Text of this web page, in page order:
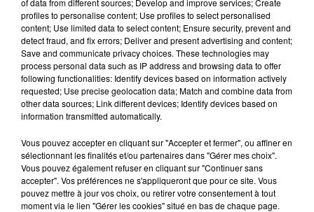
La Bulle - Guinguette éphémère
de Frelinghien !
of data from different sources; Develop and improve services; Create
profiles to personalise content; Use profiles to select personalised
content; Use limited data to select content; Ensure security, prevent and
detect fraud, and fix errors; Deliver and present advertising and content;
Save and communicate privacy choices. These technologies may
process personal data such as IP address and browsing data to offer
following functionalities: Identify devices based on information actively
requested; Use precise geolocation data; Match and combine data from
other data sources; Link different devices; Identify devices based on
information transmitted automatically.
Vous pouvez accepter en cliquant sur "Accepter et fermer", ou affiner en
sélectionnant les finalités et/ou partenaires dans "Gérer mes choix".
Vous pouvez également refuser en cliquant sur "Continuer sans
accepter". Vos préférences ne s'appliqueront que pour ce site. Vous
pouvez mettre à jour vos choix, ou retirer votre consentement à tout
moment via le lien "Gérer les cookies" situé en bas de chaque page.